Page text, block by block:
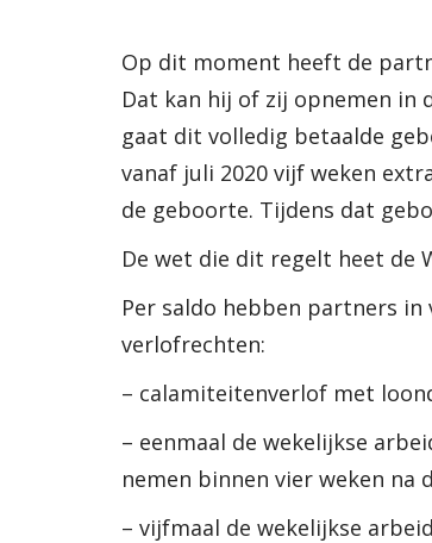
Op dit moment heeft de
Dat kan hij of zij opnemen in
gaat dit volledig betaalde
vanaf juli 2020 vijf weken
de geboorte. Tijdens dat
De wet die dit regelt heet de
Per saldo hebben partners
verlofrechten:
– calamiteitenverlof met
– eenmaal de wekelijkse
nemen binnen vier weken na
– vijfmaal de wekelijkse